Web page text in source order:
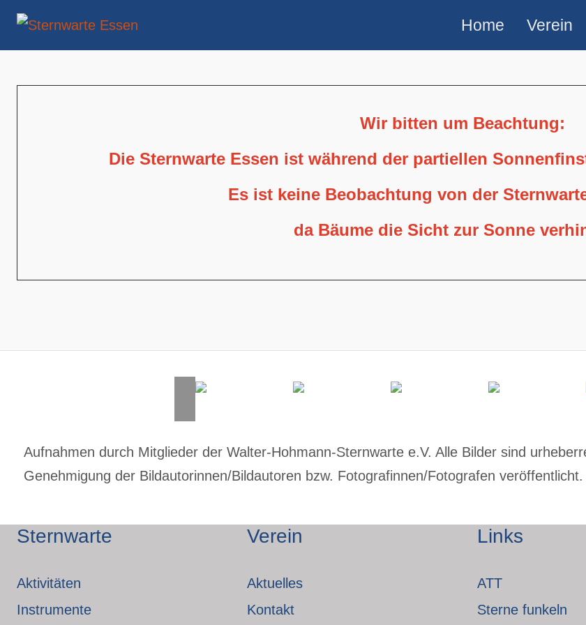
Home Verein
Wir bitten um Beachtung:
Die Sternwarte Essen ist während der partiellen
Es ist keine Beobachtung von der
da Bäume die Sicht zur Sonne
Aufnahmen durch Mitglieder der Walter-Hohmann-Sternwarte e.V. Alle Bilder sind
Genehmigung der Bildautorinnen/Bildautoren bzw. Fotografinnen/Fotografen veröffentlicht.
Sternwarte
Aktivitäten
Instrumente
Verein
Aktuelles
Kontakt
Links
ATT
Sterne funkeln